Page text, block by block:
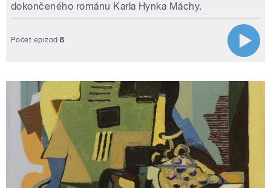
dokončeného románu Karla Hynka Máchy.
Počet epizod 8